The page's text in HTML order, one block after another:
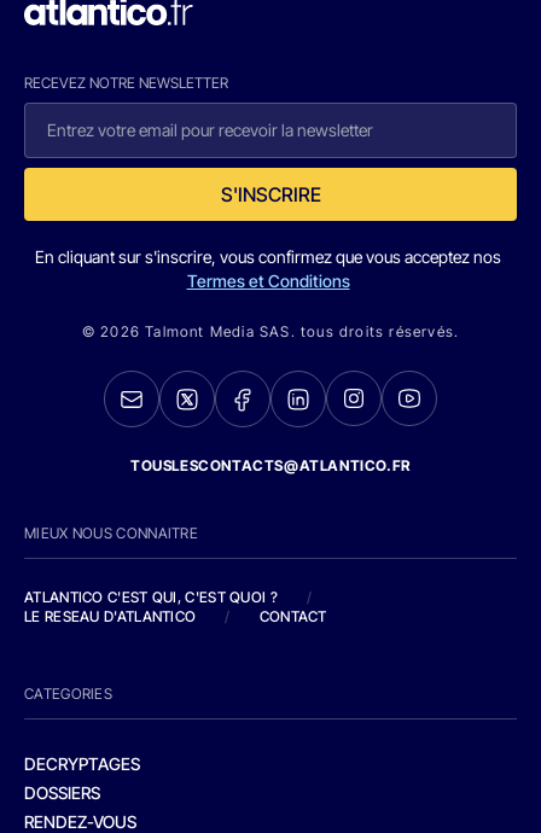
RECEVEZ NOTRE NEWSLETTER
S'INSCRIRE
En cliquant sur s'inscrire, vous confirmez que vous acceptez nos
Termes et Conditions
© 2026 Talmont Media SAS. tous droits réservés.
TOUSLESCONTACTS@ATLANTICO.FR
MIEUX NOUS CONNAITRE
ATLANTICO C'EST QUI, C'EST QUOI ?
/
LE RESEAU D'ATLANTICO
/ CONTACT
CATEGORIES
DECRYPTAGES
DOSSIERS
RENDEZ-VOUS